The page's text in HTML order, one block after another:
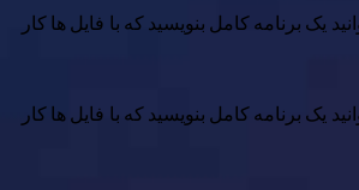
یک برنامه کامل بنویسید که با فایل ها کار
یک برنامه کامل بنویسید که با فایل ها کار